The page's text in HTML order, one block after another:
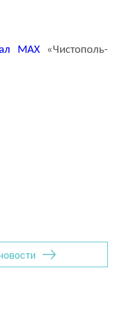
MAX«Чистополь-